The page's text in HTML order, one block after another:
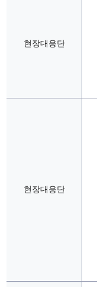
현장대응단
현장대응단